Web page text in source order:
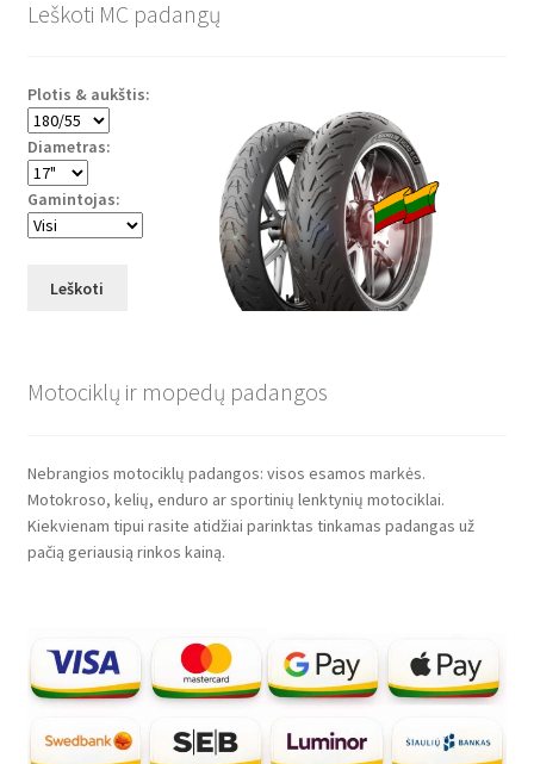
Leškoti MC padangų
Plotis & aukštis:
Diametras:
Gamintojas:
Leškoti
Motociklų ir mopedų padangos
Nebrangios motociklų padangos: visos esamos markės.
Motokroso, kelių, enduro ar sportinių lenktynių motociklai.
Kiekvienam tipui rasite atidžiai parinktas tinkamas padangas už
pačią geriausią rinkos kainą.